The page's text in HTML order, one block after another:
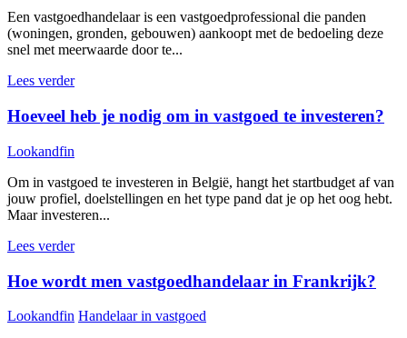
Een vastgoedhandelaar is een vastgoedprofessional die panden
(woningen, gronden, gebouwen) aankoopt met de bedoeling deze
snel met meerwaarde door te...
Lees verder
Hoeveel heb je nodig om in vastgoed te investeren?
Lookandfin
Om in vastgoed te investeren in België, hangt het startbudget af van
jouw profiel, doelstellingen en het type pand dat je op het oog hebt.
Maar investeren...
Lees verder
Hoe wordt men vastgoedhandelaar in Frankrijk?
Lookandfin Handelaar in vastgoed